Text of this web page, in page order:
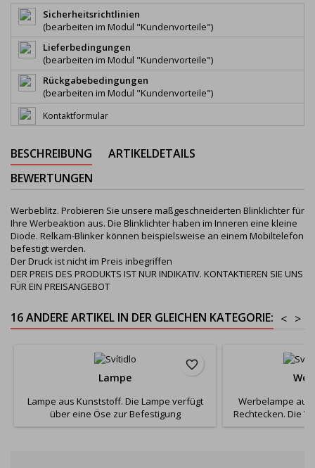
Sicherheitsrichtlinien
(bearbeiten im Modul "Kundenvorteile")
Lieferbedingungen
(bearbeiten im Modul "Kundenvorteile")
Rückgabebedingungen
(bearbeiten im Modul "Kundenvorteile")
Kontaktformular
BESCHREIBUNG
ARTIKELDETAILS
BEWERTUNGEN
Werbeblitz. Probieren Sie unsere maßgeschneiderten Blinklichter für
Ihre Werbeaktion aus. Die Blinklichter haben im Inneren eine kleine
Diode. Relkam-Blinker können beispielsweise an einem Mobiltelefon
befestigt werden.
Der Druck ist nicht im Preis inbegriffen
DER PREIS DES PRODUKTS IST NUR INDIKATIV. KONTAKTIEREN SIE UNS
FÜR EIN PREISANGEBOT
16 ANDERE ARTIKEL IN DER GLEICHEN KATEGORIE: >
<
Lampe
Lampe aus Kunststoff. Die Lampe verfügt
über eine Öse zur Befestigung
beispielsweise an Schlüsseln. Dieses Licht
favorite_border
Werbelampe aus
Rechtecken. Die
eine Öse zur